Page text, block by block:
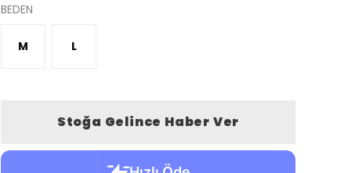
BEDEN
M L
Stoğa Gelince Haber Ver